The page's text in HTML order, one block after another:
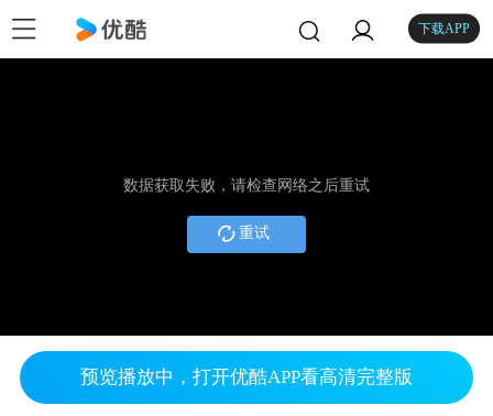
下载APP
数据获取失败，请检查网络之后重试
重试
预览播放中，打开优酷APP看高清完整版